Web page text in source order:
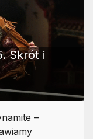
Skrót i
–